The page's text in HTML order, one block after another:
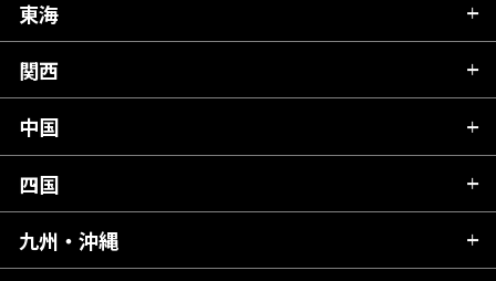
岩手県
宮城県
福島県
栃木県
群馬県
埼玉県
千葉県
東京都
神奈川県
新潟県
富山県
石川県
山梨県
長野県
東海
岐阜県
静岡県
愛知県
関西
滋賀県
京都府
大阪府
中国
広島県
岡山県
四国
愛媛県
九州・沖縄